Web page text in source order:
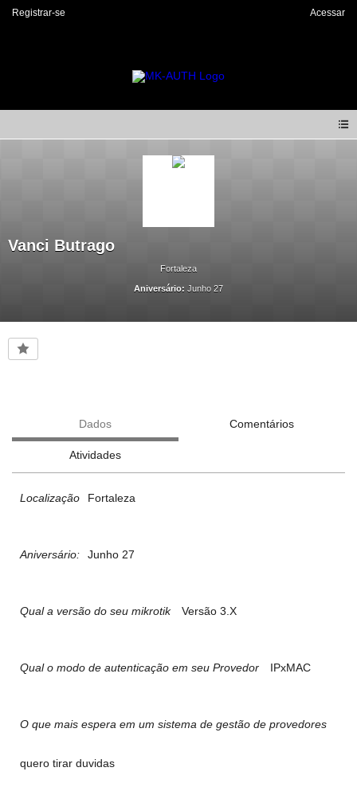
Registrar-se Acessar
Vanci Butrago
Fortaleza
Aniversário: Junho 27
Dados Comentários
Atividades
Localização Fortaleza
Aniversário: Junho 27
Qual a versão do seu mikrotik Versão 3.X
Qual o modo de autenticação em seu Provedor IPxMAC
O que mais espera em um sistema de gestão de provedores
quero tirar duvidas